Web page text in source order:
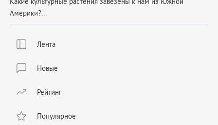
Лента
Новые
Рейтинг
Популярное
Америки?...